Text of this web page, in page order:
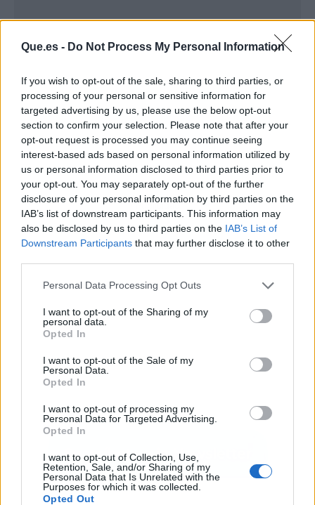
Que.es - Do Not Process My Personal Information
If you wish to opt-out of the sale, sharing to third parties, or
processing of your personal or sensitive information for
targeted advertising by us, please use the below opt-out
section to confirm your selection. Please note that after your
opt-out request is processed you may continue seeing
interest-based ads based on personal information utilized by
us or personal information disclosed to third parties prior to
your opt-out. You may separately opt-out of the further
disclosure of your personal information by third parties on the
IAB’s list of downstream participants. This information may
also be disclosed by us to third parties on the IAB’s List of
Downstream Participants that may further disclose it to other
Personal Data Processing Opt Outs
I want to opt-out of the Sharing of my
personal data.
Opted In
I want to opt-out of the Sale of my
Personal Data.
Opted In
I want to opt-out of processing my
Personal Data for Targeted Advertising.
Opted In
I want to opt-out of Collection, Use,
Retention, Sale, and/or Sharing of my
Personal Data that Is Unrelated with the
Purposes for which it was collected.
Opted Out
Publicidad